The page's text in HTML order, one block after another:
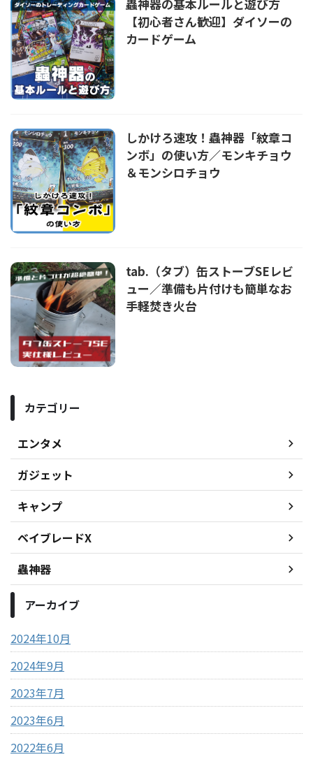
蟲神器の基本ルールと遊び方
【初心者さん歓迎】ダイソーの
カードゲーム
しかけろ速攻！蟲神器「紋章コ
ンボ」の使い方／モンキチョウ
＆モンシロチョウ
tab.（タブ）缶ストーブSEレビ
ュー／準備も片付けも簡単なお
手軽焚き火台
カテゴリー
エンタメ
ガジェット
キャンプ
ベイブレードX
蟲神器
アーカイブ
2024年10月
2024年9月
2023年7月
2023年6月
2022年6月